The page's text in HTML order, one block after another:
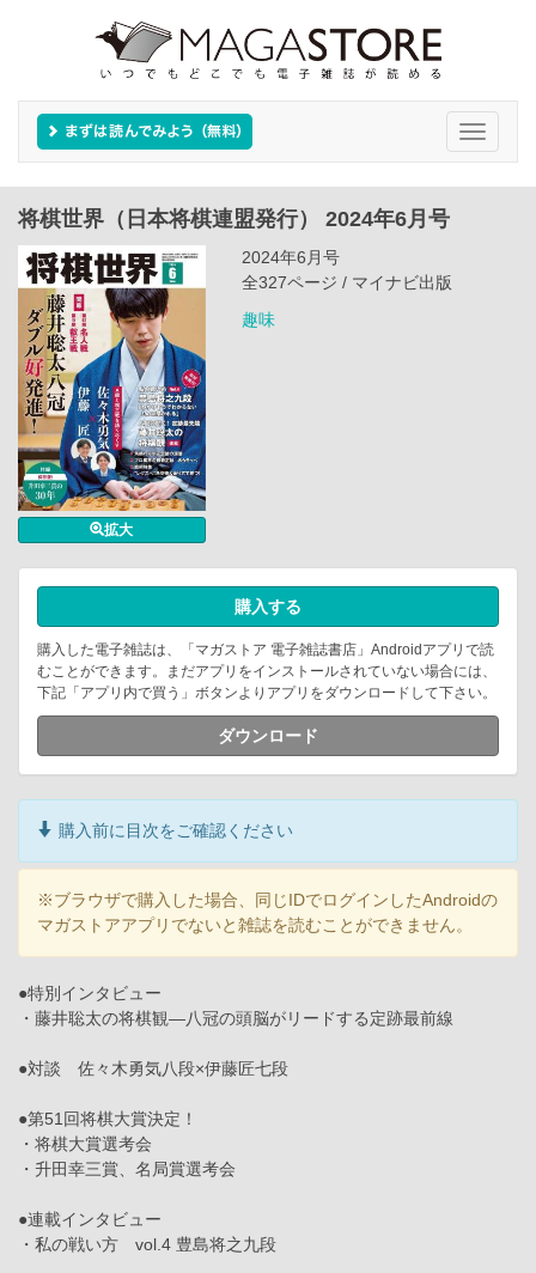
Toggle
将棋世界（日本将棋連盟発行） 2024年6月号
拡大
2024年6月号
全327ページ / マイナビ出版
趣味
購入する
購入した電子雑誌は、「マガストア 電子雑誌書店」Androidアプリで読
むことができます。まだアプリをインストールされていない場合には、
下記「アプリ内で買う」ボタンよりアプリをダウンロードして下さい。
ダウンロード
購入前に目次をご確認ください
※ブラウザで購入した場合、同じIDでログインしたAndroidの
マガストアアプリでないと雑誌を読むことができません。
●特別インタビュー
・藤井聡太の将棋観―八冠の頭脳がリードする定跡最前線
●対談 佐々木勇気八段×伊藤匠七段
●第51回将棋大賞決定！
・将棋大賞選考会
・升田幸三賞、名局賞選考会
●連載インタビュー
・私の戦い方 vol.4 豊島将之九段